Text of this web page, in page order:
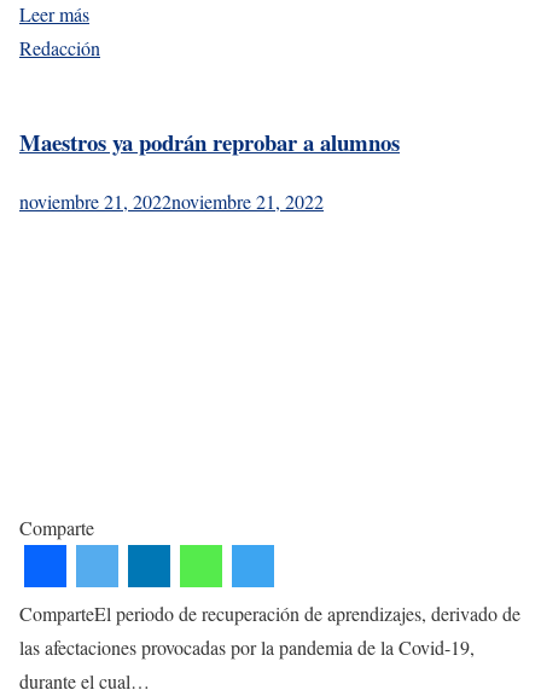
Leer más
Redacción
Maestros ya podrán reprobar a alumnos
noviembre 21, 2022noviembre 21, 2022
Comparte
ComparteEl periodo de recuperación de aprendizajes, derivado de
las afectaciones provocadas por la pandemia de la Covid-19,
durante el cual…